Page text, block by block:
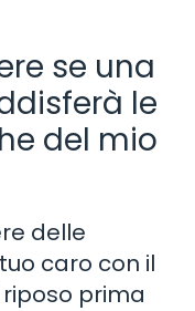
se una
le
del mio
delle
caro con il
prima